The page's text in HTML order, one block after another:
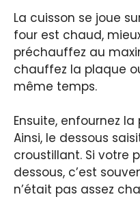
La cuisson se joue
four est chaud,
préchauffez au
chauffez la plaque
même temps.
Ensuite, enfournez
Ainsi, le dessous
croustillant. Si votre
dessous, c’est
n’était pas assez